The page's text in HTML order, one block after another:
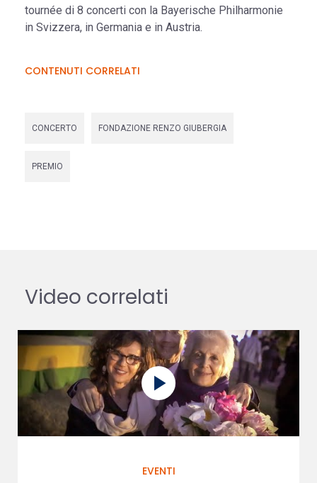
tournée di 8 concerti con la Bayerische Philharmonie
in Svizzera, in Germania e in Austria.
CONTENUTI CORRELATI
CONCERTO FONDAZIONE RENZO GIUBERGIA
PREMIO
Video correlati
EVENTI